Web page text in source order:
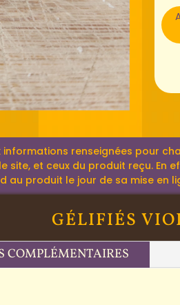
renseignées pour
site, et ceux du produit reçu. En
au produit le jour de sa mise en
GÉLIFIÉS
COMPLÉMENTAIRES